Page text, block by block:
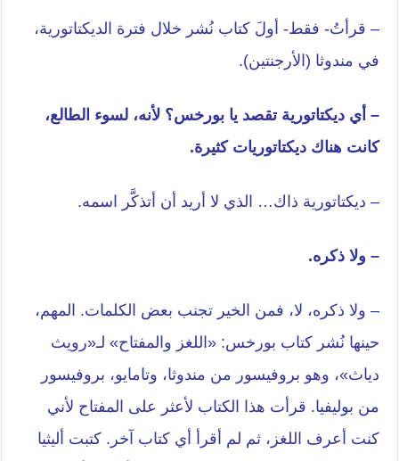
– قرأتُ- فقط- أولَ كتاب نُشر خلال فترة الديكتاتورية،
في مندوثا (الأرجنتين).
– أي ديكتاتورية تقصد يا بورخس؟ لأنه، لسوء الطالع،
كانت هناك ديكتاتوريات كثيرة.
– ديكتاتورية ذاك… الذي لا أريد أن أتذكَّر اسمه.
– ولا ذكره.
– ولا ذكره، لا، فمن الخير تجنب بعض الكلمات. المهم،
حينها نُشر كتاب بورخس: «اللغز والمفتاح» لـ«رويث
دياث»، وهو بروفيسور من مندوثا، وتامايو، بروفيسور
من بوليفيا. قرأت هذا الكتاب لأعثر على المفتاح لأني
كنت أعرف اللغز، ثم لم أقرأ أي كتاب آخر. كتبت أليثيا